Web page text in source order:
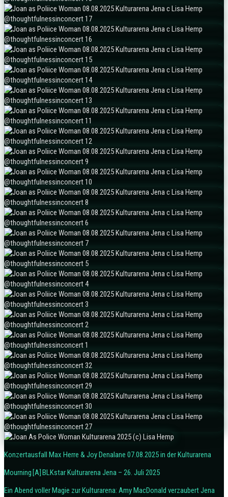
Konzertausfall Max Herre & Joy Denalane 07.08.2025 in der Kulturarena
Mourning [A] BLKstar Kulturarena Jena – 26. Juli 2025
Ein Abend voller Magie zur Kulturarena: Amy MacDonald verzaubert Jena